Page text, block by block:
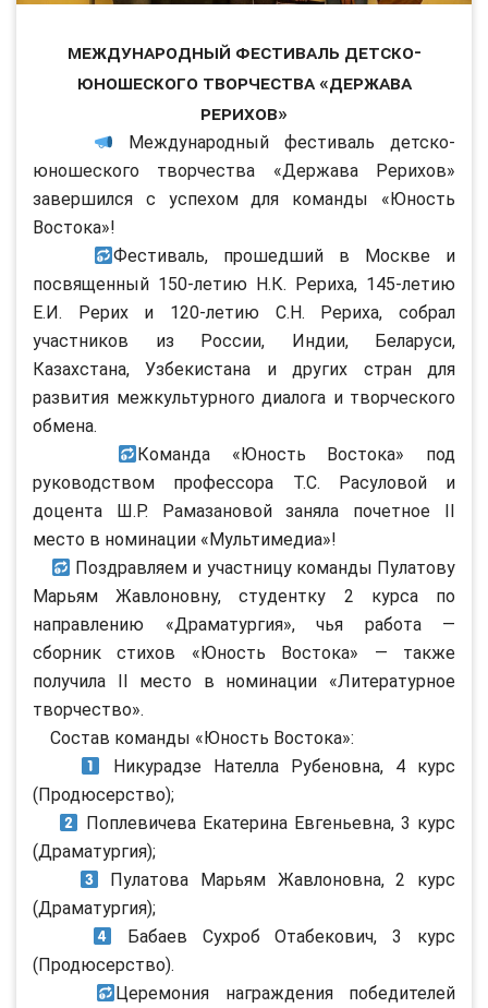
Международный фестиваль детско-
юношеского творчества «Держава
Рерихов»
Международный фестиваль детско-
юношеского творчества «Держава Рерихов»
завершился с успехом для команды «Юность
Востока»!
Фестиваль, прошедший в Москве и
посвященный 150-летию Н.К. Рериха, 145-летию
Е.И. Рерих и 120-летию С.Н. Рериха, собрал
участников из России, Индии, Беларуси,
Казахстана, Узбекистана и других стран для
развития межкультурного диалога и творческого
обмена.
Команда «Юность Востока» под
руководством профессора Т.С. Расуловой и
доцента Ш.Р. Рамазановой заняла почетное II
место в номинации «Мультимедиа»!
Поздравляем и участницу команды Пулатову
Марьям Жавлоновну, студентку 2 курса по
направлению «Драматургия», чья работа —
сборник стихов «Юность Востока» — также
получила II место в номинации «Литературное
творчество».
Состав команды «Юность Востока»:
Никурадзе Нателла Рубеновна, 4 курс
(Продюсерство);
Поплевичева Екатерина Евгеньевна, 3 курс
(Драматургия);
Пулатова Марьям Жавлоновна, 2 курс
(Драматургия);
Бабаев Сухроб Отабекович, 3 курс
(Продюсерство).
Церемония награждения победителей